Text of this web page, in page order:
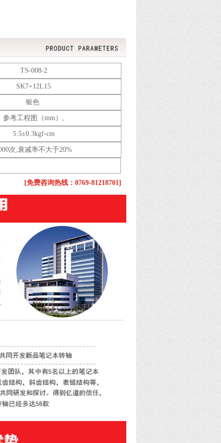
TS-008-2
SK7+12L15
银色
参考工程图（mm）,
5.5±0.3kgf-cm
次,衰减率不大于20%
[免费咨询热线：0769-81218701]